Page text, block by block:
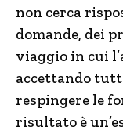
non cerca
domande, dei
viaggio in cui
accettando
respingere le
risultato è